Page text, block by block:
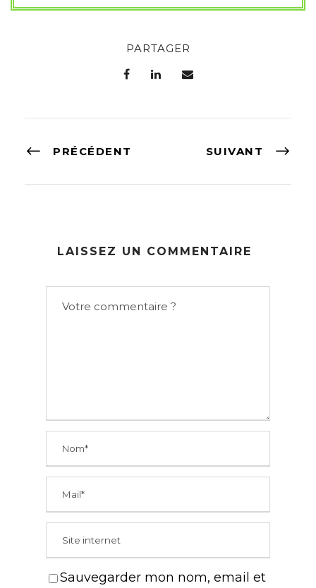
PARTAGER
PRÉCÉDENT SUIVANT
LAISSEZ UN COMMENTAIRE
Sauvegarder mon nom, email et